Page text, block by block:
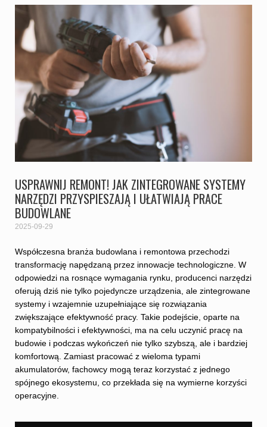
USPRAWNIJ REMONT! JAK ZINTEGROWANE SYSTEMY
NARZĘDZI PRZYSPIESZAJĄ I UŁATWIAJĄ PRACE
BUDOWLANE
2025-09-29
Współczesna branża budowlana i remontowa przechodzi
transformację napędzaną przez innowacje technologiczne. W
odpowiedzi na rosnące wymagania rynku, producenci narzędzi
oferują dziś nie tylko pojedyncze urządzenia, ale zintegrowane
systemy i wzajemnie uzupełniające się rozwiązania
zwiększające efektywność pracy. Takie podejście, oparte na
kompatybilności i efektywności, ma na celu uczynić pracę na
budowie i podczas wykończeń nie tylko szybszą, ale i bardziej
komfortową. Zamiast pracować z wieloma typami
akumulatorów, fachowcy mogą teraz korzystać z jednego
spójnego ekosystemu, co przekłada się na wymierne korzyści
operacyjne.